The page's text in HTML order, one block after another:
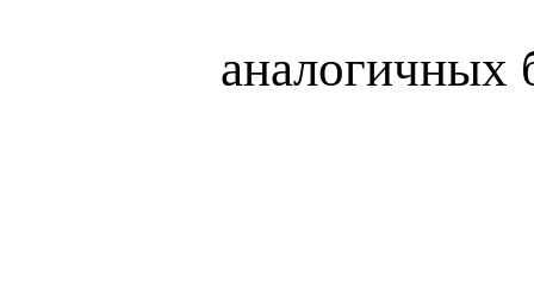
аналогичных